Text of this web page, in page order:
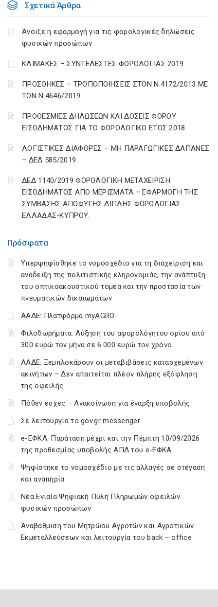
Πρόσφατα
Υπερψηφίσθηκε το νομοσχέδιο για τη διαχείριση και
ανάδειξη της πολιτιστικής κληρονομιάς, την ανάπτυξη
του οπτικοακουστικού τομέα και την προστασία των
πνευματικών δικαιωμάτων
ΑΑΔΕ: Πλατφόρμα myAGRO
Φιλοδωρήματα: Αύξηση του αφορολόγητου ορίου από
300 ευρώ τον μήνα σε 6.000 ευρώ τον χρόνο
ΑΑΔΕ: Ξεμπλοκάρουν οι μεταβιβάσεις κατασχεμένων
ακινήτων – Δεν απαιτείται πλέον πλήρης εξόφληση
της οφειλής
Πόθεν έσχες – Ανακοίνωση για έναρξη υποβολής
Σε λειτουργία το gov.gr messenger
e-ΕΦΚΑ: Παράταση μέχρι και την Πέμπτη 10/09/2026
της προθεσμίας υποβολής ΑΠΔ του e-ΕΦΚΑ
Ψηφίστηκε το νομοσχέδιο με τις αλλαγές σε στέγαση
και αναπηρία
Νέα Ενιαία Ψηφιακή Πύλη Πληρωμών οφειλών
φυσικών προσώπων
Αναβάθμιση του Μητρώου Αγροτών και Αγροτικών
Εκμεταλλεύσεων και λειτουργία του back – office
Σχετικά Άρθρα
Άνοιξε η εφαρμογή για τις φορολογικές δηλώσεις
φυσικών προσώπων
ΚΛΙΜΑΚΕΣ – ΣΥΝΤΕΛΕΣΤΕΣ ΦΟΡΟΛΟΓΙΑΣ 2019
ΠΡΟΣΘΗΚΕΣ – ΤΡΟΠΟΠΟΙΗΣΕΙΣ ΣΤΟΝ Ν.4172/2013 ΜΕ
ΤΟΝ Ν.4646/2019
ΠΡΟΘΕΣΜΙΕΣ ΔΗΛΩΣΕΩΝ ΚΑΙ ΔΟΣΕΙΣ ΦΟΡΟΥ
ΕΙΣΟΔΗΜΑΤΟΣ ΓΙΑ ΤΟ ΦΟΡΟΛΟΓΙΚΟ ΕΤΟΣ 2018
ΛΟΓΙΣΤΙΚΈΣ ΔΙΑΦΟΡΈΣ – ΜΗ ΠΑΡΑΓΩΓΙΚΈΣ ΔΑΠΆΝΕΣ
– ΔΕΔ 585/2019
ΔΕΔ 1140/2019 ΦΟΡΟΛΟΓΙΚΗ ΜΕΤΑΧΕΙΡΙΣΗ
ΕΙΣΟΔΗΜΑΤΟΣ ΑΠΟ ΜΕΡΙΣΜΑΤΑ – ΕΦΑΡΜΟΓΗ ΤΗΣ
ΣΥΜΒΑΣΗΣ ΑΠΟΦΥΓΗΣ ΔΙΠΛΗΣ ΦΟΡΟΛΟΓΙΑΣ
ΕΛΛΑΔΑΣ-ΚΥΠΡΟΥ.